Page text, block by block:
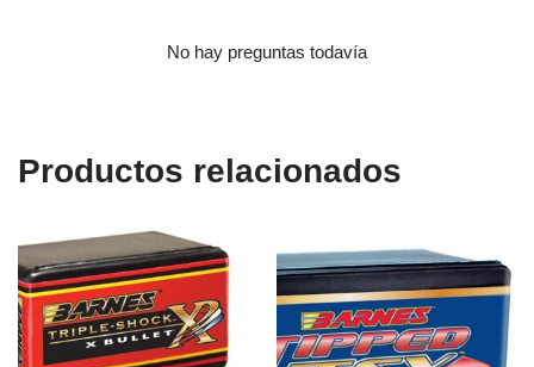
No hay preguntas todavía
Productos relacionados